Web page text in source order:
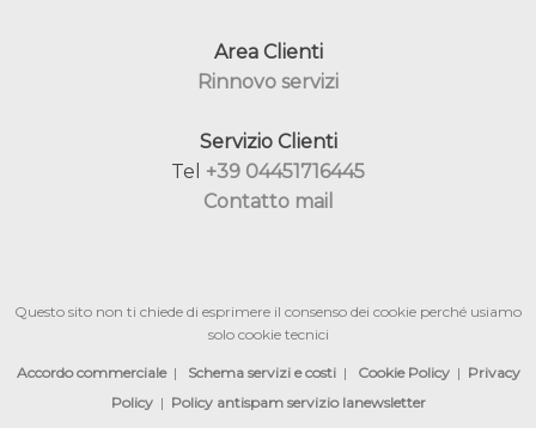
Area Clienti
Rinnovo servizi
Servizio Clienti
Tel +39 04451716445
Contatto mail
Questo sito non ti chiede di esprimere il consenso dei cookie perché usiamo
solo cookie tecnici
Accordo commerciale| Schema servizi e costi| Cookie Policy| Privacy
Policy| Policy antispam servizio lanewsletter